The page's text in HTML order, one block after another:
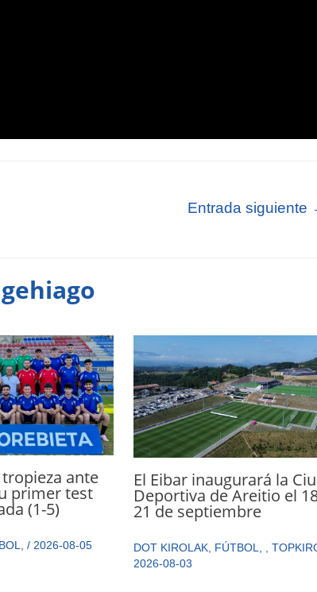
Entrada siguiente
ante
primer test
(1-5)
,/2026-08-05
El Eibar inaugurará la
Deportiva de Areitio el
21 de septiembre
DOT KIROLAK, FÚTBOL, ,
2026-08-03